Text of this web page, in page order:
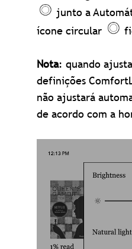
junto a
ícone circular
Nota: quando
definições
não ajustará
de acordo com a